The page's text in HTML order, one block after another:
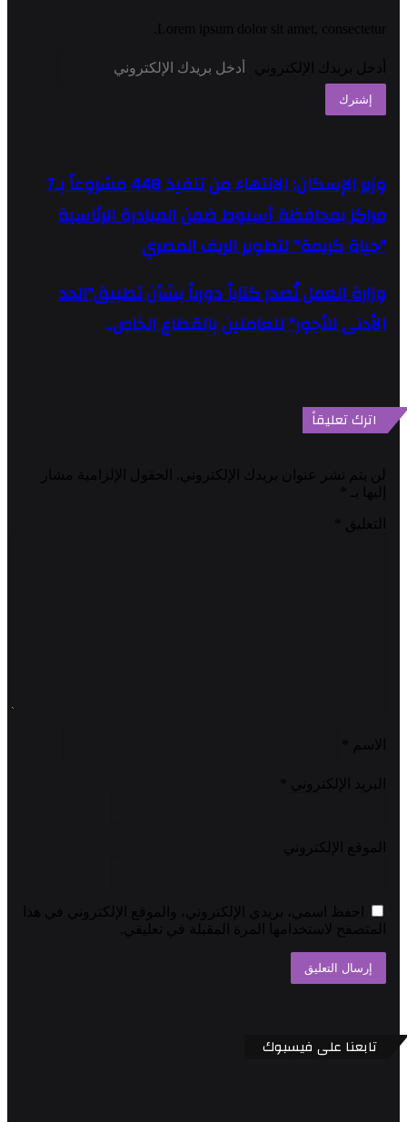
Lorem ipsum dolor sit amet, consectetur.
أدخل بريدك الإلكتروني
وزير الإسكان: الانتهاء من تنفيذ 448 مشروعاً بـ7
مراكز بمحافظة أسيوط ضمن المبادرة الرئاسية
"حياة كريمة" لتطوير الريف المصري
وزارة العمل تُصدر كتاباً دورياً بشأن تطبيق"الحد
الأدنى للأجور" للعاملين بالقطاع الخاص..
اترك تعليقاً
لن يتم نشر عنوان بريدك الإلكتروني.
الحقول الإلزامية مشار
إليها بـ
التعليق
الاسم
البريد الإلكتروني
الموقع الإلكتروني
احفظ اسمي، بريدي الإلكتروني، والموقع الإلكتروني في هذا
المتصفح لاستخدامها المرة المقبلة في تعليقي.
تابعنا على فيسبوك